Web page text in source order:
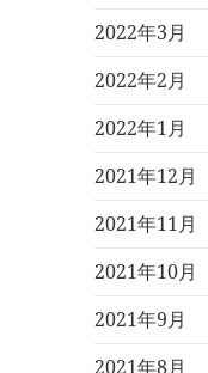
2022年3月
2022年2月
2022年1月
2021年12月
2021年11月
2021年10月
2021年9月
2021年8月